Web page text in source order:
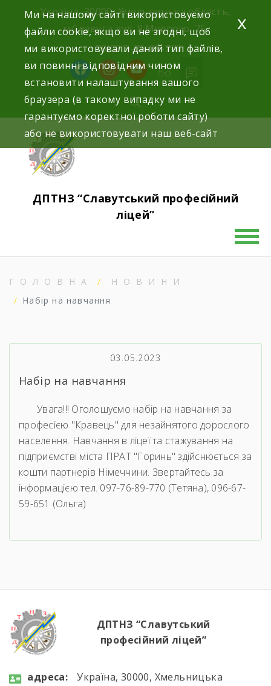
Україна, 30000, Хмельницька область,
м.Славута вул. Я.Мудрого, 75.
+38(097)-76-89-770
ДПТНЗ “Славутський професійний
ліцей”
ГОЛОВНА
НОВИНИ
Набір на навчання
03.05.2023
Набір на навчання
Увага!!! Оголошуємо набір на навчання за
професією "Кравець" для незайнятого дорослого
населення. Навчання в ліцеї та стажування на
підприємстві міста ПРАТ "Горинь" здійснюється за
кошти партнерів Німеччини. Звертайтесь за
інформацією тел. 097-76-89-770 (Тетяна), 096-67-
59-651 (Ольга)
Ми на нашому сайті використовуємо
файли cookie, якщо ви не згодні, щоб
ми використовували даний тип файлів,
ви повинні відповідним чином
встановити налаштування вашого
браузера (в такому випадку ми не
гарантуємо коректної роботи сайту)
або не використовувати наш веб-сайт
x
ДПТНЗ “Славутський
професійний ліцей”
aдресa:
Україна, 30000, Хмельницька